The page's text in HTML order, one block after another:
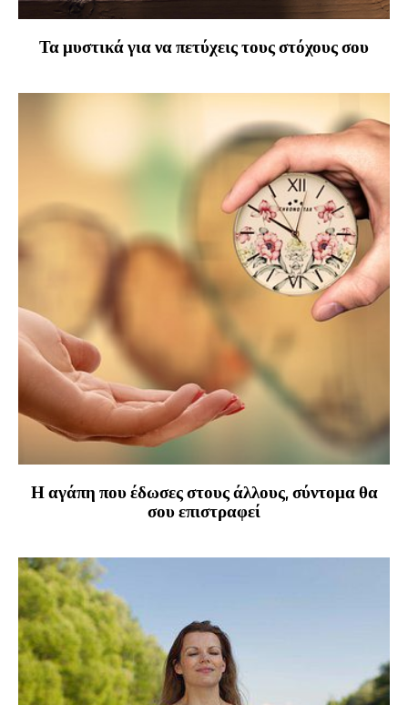
Τα μυστικά για να πετύχεις τους στόχους σου
Η αγάπη που έδωσες στους άλλους, σύντομα θα
σου επιστραφεί